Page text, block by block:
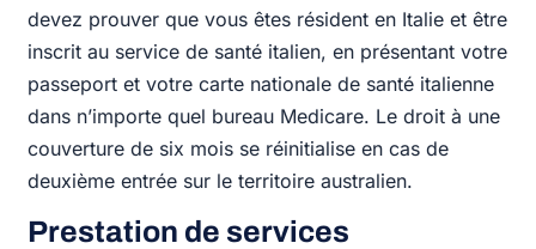
devez prouver que vous êtes résident en Italie et être
inscrit au service de santé italien, en présentant votre
passeport et votre carte nationale de santé italienne
dans n’importe quel bureau Medicare. Le droit à une
couverture de six mois se réinitialise en cas de
deuxième entrée sur le territoire australien.
Prestation de services